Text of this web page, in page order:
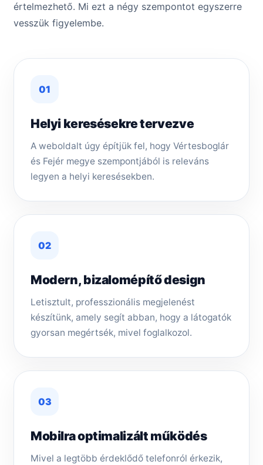
értelmezhető. Mi ezt a négy szempontot egyszerre
vesszük figyelembe.
01
Helyi keresésekre tervezve
A weboldalt úgy építjük fel, hogy Vértesboglár
és Fejér megye szempontjából is releváns
legyen a helyi keresésekben.
02
Modern, bizalomépítő design
Letisztult, professzionális megjelenést
készítünk, amely segít abban, hogy a látogatók
gyorsan megértsék, mivel foglalkozol.
03
Mobilra optimalizált működés
Mivel a legtöbb érdeklődő telefonról érkezik,